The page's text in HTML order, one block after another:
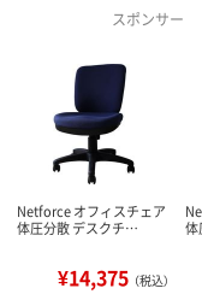
スポンサー
Netforce オフィスチェア
体圧分散 デスクチ…
¥14,375 （税込）